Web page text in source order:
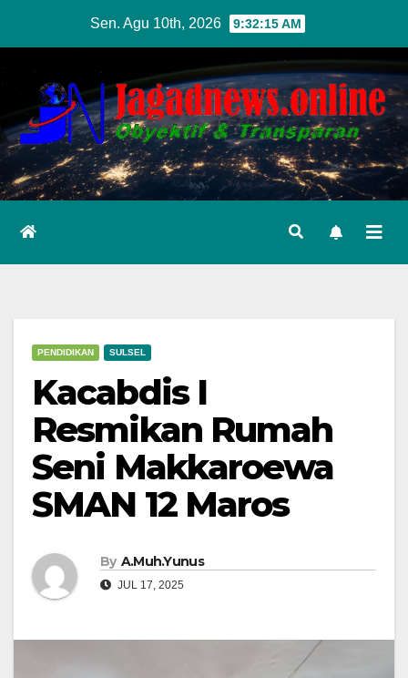
content
Sen. Agu 10th, 2026 9:32:16 AM
PENDIDIKAN SULSEL
Kacabdis I
Resmikan Rumah
Seni Makkaroewa
SMAN 12 Maros
By A.Muh.Yunus
JUL 17, 2025